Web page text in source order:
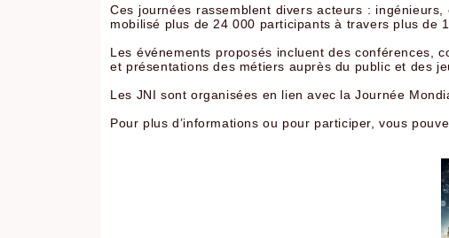
Ces journées rassemblent divers acteurs :
mobilisé plus de 24 000 participants à travers plus de
Les événements proposés incluent des conférences,
et présentations des métiers auprès du public et des
Les JNI sont organisées en lien avec la Journée
Pour plus d’informations ou pour participer, vous